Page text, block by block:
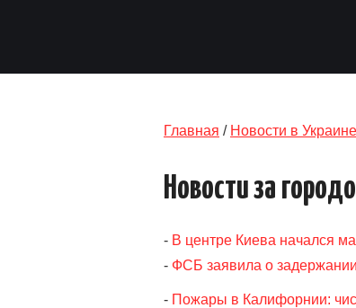
Главная / Новости в
Новости за
- В центре Киева начался
- ФСБ заявила о
- Пожары в Калифорнии: